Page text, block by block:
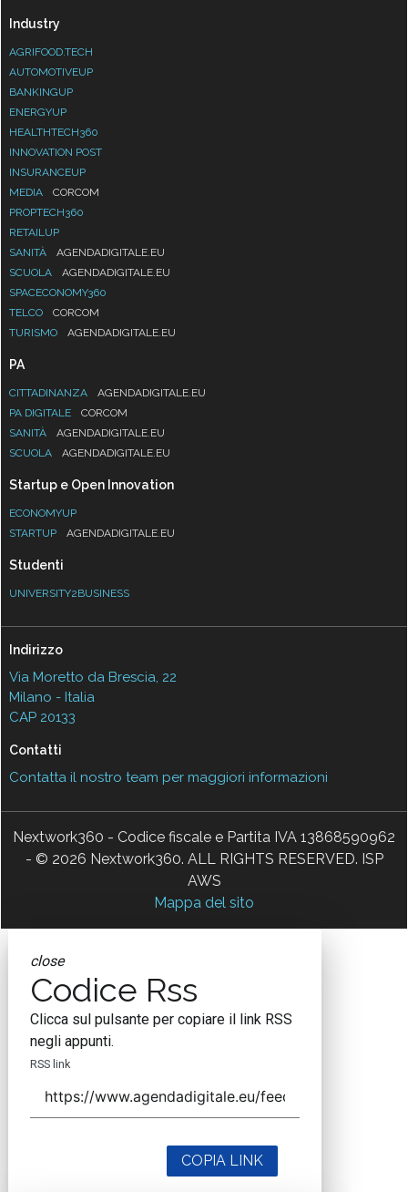
Industry
AGRIFOOD.TECH
AUTOMOTIVEUP
BANKINGUP
ENERGYUP
HEALTHTECH360
INNOVATION POST
INSURANCEUP
MEDIA
CORCOM
PROPTECH360
RETAILUP
SANITÀ
AGENDADIGITALE.EU
SCUOLA
AGENDADIGITALE.EU
SPACECONOMY360
TELCO
CORCOM
TURISMO
AGENDADIGITALE.EU
PA
CITTADINANZA
AGENDADIGITALE.EU
PA DIGITALE
CORCOM
SANITÀ
AGENDADIGITALE.EU
SCUOLA
AGENDADIGITALE.EU
Startup e Open Innovation
ECONOMYUP
STARTUP
AGENDADIGITALE.EU
Studenti
UNIVERSITY2BUSINESS
Indirizzo
Via Moretto da Brescia, 22
Milano - Italia
CAP 20133
Contatti
Contatta il nostro team per maggiori informazioni
Nextwork360 - Codice fiscale e Partita IVA 13868590962
- © 2026 Nextwork360. ALL RIGHTS RESERVED. ISP
AWS
Mappa del sito
close
Codice Rss
Clicca sul pulsante per copiare il link RSS
negli appunti.
RSS link
COPIA LINK